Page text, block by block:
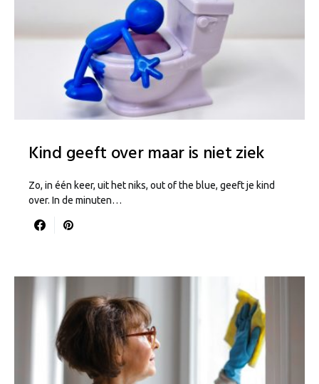
Kind geeft over maar is niet ziek
Zo, in één keer, uit het niks, out of the blue, geeft je kind
over. In de minuten…